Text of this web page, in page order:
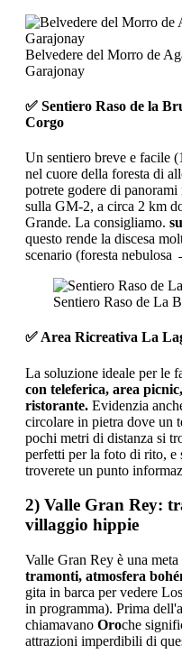
Belvedere del Morro de
Garajonay
✅ Sentiero Raso de la
Corgo
Un sentiero breve e facile
nel cuore della foresta di
potrete godere di
sulla GM-2, a circa 2 km
Grande. La consigliamo.
questo rende la discesa
scenario (foresta nebulosa
Sentiero Raso de La
✅ Area Ricreativa La
La soluzione ideale per le
con teleferica, area
ristorante. Evidenzia
circolare in pietra dove un
pochi metri di distanza si
perfetti per la foto di rito, e
troverete un punto
2) Valle Gran Rey:
villaggio hippie
Valle Gran Rey è una
tramonti, atmosfera
gita in barca per vedere
in programma). Prima
chiamavano Oroche
attrazioni imperdibili di